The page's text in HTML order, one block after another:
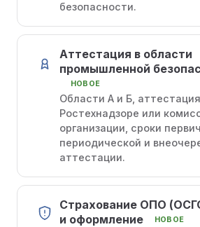
безопасности.
Аттестация в области
промышленной
НОВОЕ
Области А и Б,
Ростехнадзоре или
организации, сроки
периодической и
аттестации.
Страхование ОПО
и оформление
НОВОЕ